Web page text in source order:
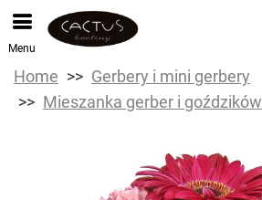
Menu
Home
Gerbery i mini gerbery
Mieszanka gerber i goździków